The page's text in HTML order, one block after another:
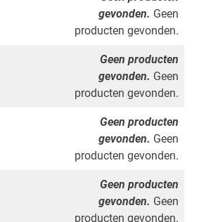
gevonden. Geen
producten gevonden.
Geen producten
gevonden. Geen
producten gevonden.
Geen producten
gevonden. Geen
producten gevonden.
Geen producten
gevonden. Geen
producten gevonden.